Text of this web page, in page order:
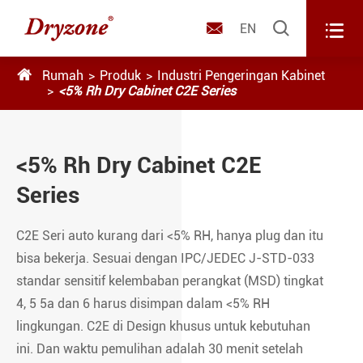
 EN  
 Rumah Produk
Industri Pengeringan Kabinet
<5% Rh Dry Cabinet C2E Series
<5% Rh Dry Cabinet C2E
Series
C2E Seri auto kurang dari <5% RH, hanya plug dan itu
bisa bekerja. Sesuai dengan IPC/JEDEC J-STD-033
standar sensitif kelembaban perangkat (MSD) tingkat
4, 5 5a dan 6 harus disimpan dalam <5% RH
lingkungan. C2E di Design khusus untuk kebutuhan
ini. Dan waktu pemulihan adalah 30 menit setelah